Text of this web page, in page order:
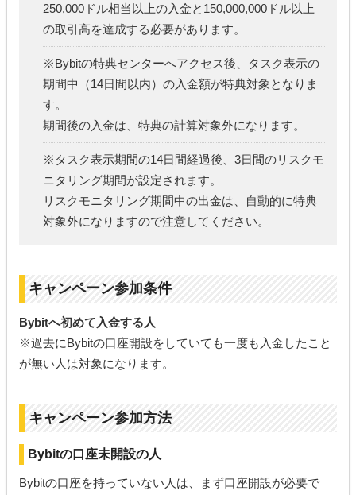
250,000ドル相当以上の入金と150,000,000ドル以上
の取引高を達成する必要があります。
※Bybitの特典センターへアクセス後、タスク表示の
期間中（14日間以内）の入金額が特典対象となりま
す。
期間後の入金は、特典の計算対象外になります。
※タスク表示期間の14日間経過後、3日間のリスクモ
ニタリング期間が設定されます。
リスクモニタリング期間中の出金は、自動的に特典
対象外になりますので注意してください。
キャンペーン参加条件
Bybitへ初めて入金する人
※過去にBybitの口座開設をしていても一度も入金したこと
が無い人は対象になります。
キャンペーン参加方法
Bybitの口座未開設の人
Bybitの口座を持っていない人は、まず口座開設が必要で